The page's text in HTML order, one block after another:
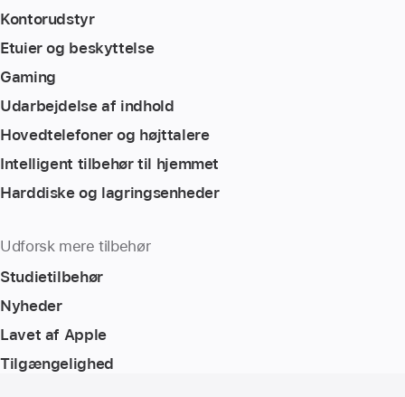
Kontorudstyr
Etuier og beskyttelse
Gaming
Udarbejdelse af indhold
Hovedtelefoner og højttalere
Intelligent tilbehør til hjemmet
Harddiske og lagringsenheder
Udforsk mere tilbehør
Studietilbehør
Nyheder
Lavet af Apple
Tilgængelighed